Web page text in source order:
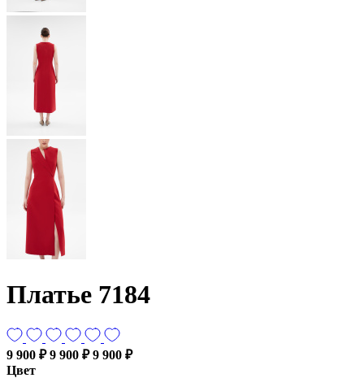
Платье 7184
9 900 ₽ 9 900 ₽ 9 900 ₽
Цвет